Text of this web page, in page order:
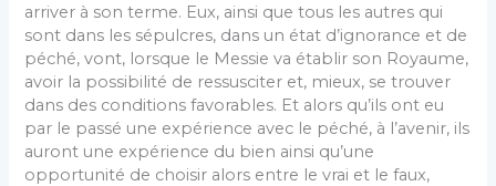
arriver à son terme. Eux, ainsi que tous les autres qui
sont dans les sépulcres, dans un état d’ignorance et de
péché, vont, lorsque le Messie va établir son Royaume,
avoir la possibilité de ressusciter et, mieux, se trouver
dans des conditions favorables. Et alors qu’ils ont eu
par le passé une expérience avec le péché, à l’avenir, ils
auront une expérience du bien ainsi qu’une
opportunité de choisir alors entre le vrai et le faux,